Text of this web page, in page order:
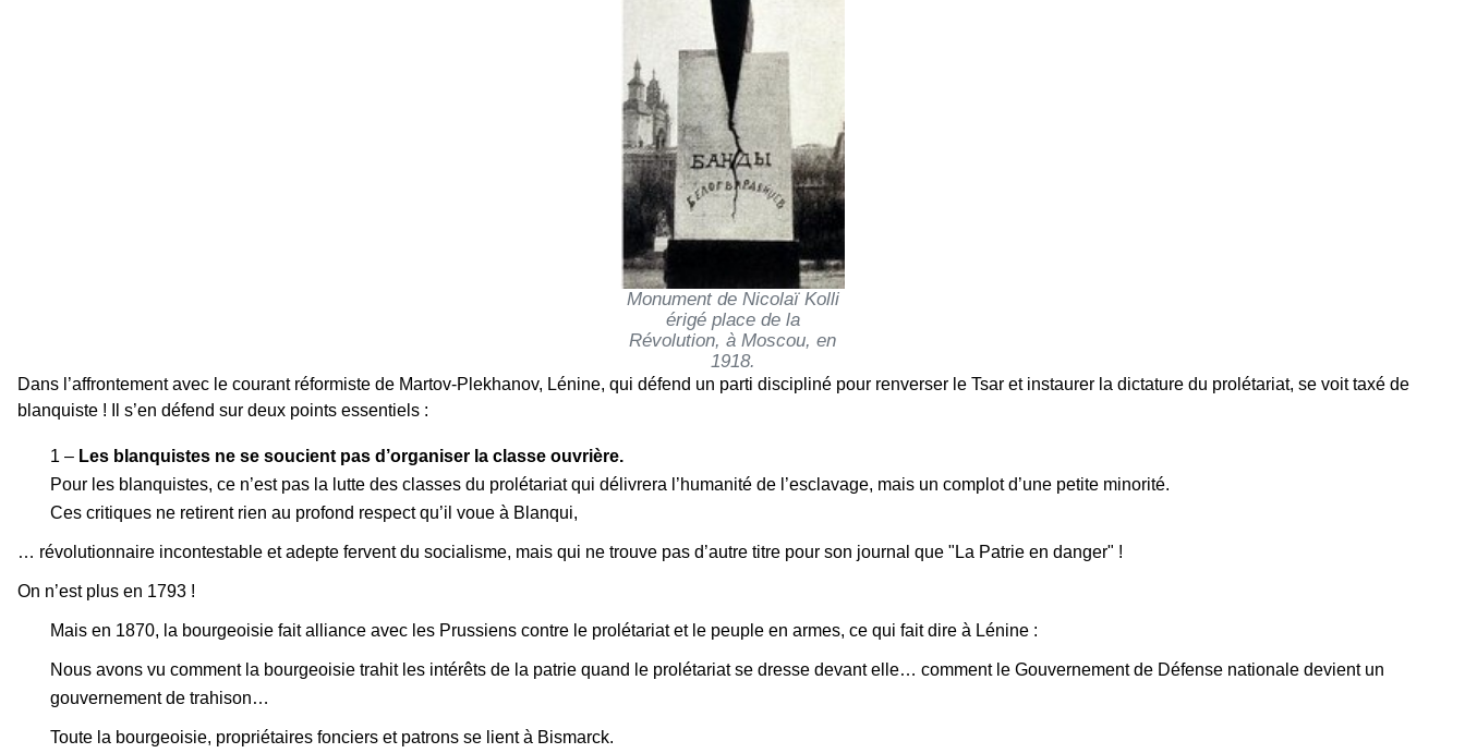
Monument de Nicolaï Kolli
érigé place de la
Révolution, à Moscou, en
1918.
Dans l’affrontement avec le courant réformiste de Martov-Plekhanov, Lénine, qui défend un parti discipliné pour renverser le Tsar et instaurer la dictature du prolétariat, se voit taxé de
blanquiste ! Il s’en défend sur deux points essentiels :
1 – Les blanquistes ne se soucient pas d’organiser la classe ouvrière.
Pour les blanquistes, ce n’est pas la lutte des classes du prolétariat qui délivrera l’humanité de l’esclavage, mais un complot d’une petite minorité.
Ces critiques ne retirent rien au profond respect qu’il voue à Blanqui,
… révolutionnaire incontestable et adepte fervent du socialisme, mais qui ne trouve pas d’autre titre pour son journal que "La Patrie en danger" !
On n’est plus en 1793 !
Mais en 1870, la bourgeoisie fait alliance avec les Prussiens contre le prolétariat et le peuple en armes, ce qui fait dire à Lénine :
Nous avons vu comment la bourgeoisie trahit les intérêts de la patrie quand le prolétariat se dresse devant elle… comment le Gouvernement de Défense nationale devient un
gouvernement de trahison…
Toute la bourgeoisie, propriétaires fonciers et patrons se lient à Bismarck.